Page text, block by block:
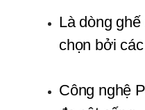
Là dòng
chọn bởi
Công nghệ